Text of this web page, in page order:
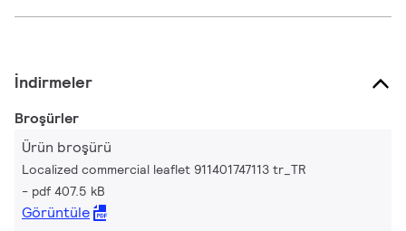
İndirmeler
Broşürler
Ürün broşürü
Localized commercial leaflet 911401747113 tr_TR
pdf 407.5 kB
Görüntüle